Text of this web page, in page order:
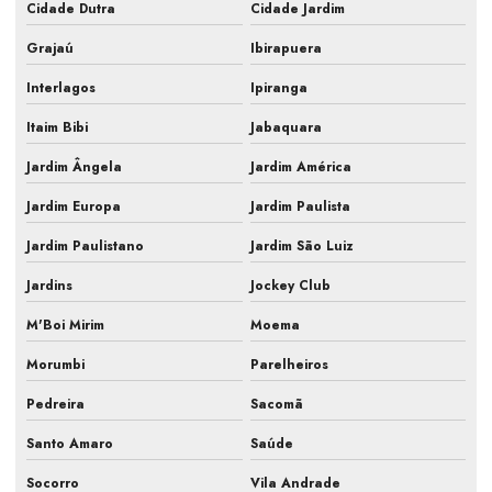
Laudo ar condicionado pmoc
Laudo técnico pmoc
Limpeza e manutenção de ar condicionado
Limpeza e manutenção de ar condicionado split
Manutenção de ar condicionado central
Manutenção de ar condicionado comercial
Manutenção de ar condicionado empresarial
Manutenção de ar condicionado para empresas
Manutenção de ar condicionado industrial
Cidade Dutra
Cidade Jardim
Grajaú
Ibirapuera
Interlagos
Ipiranga
Itaim Bibi
Jabaquara
Jardim Ângela
Jardim América
Jardim Europa
Jardim Paulista
Jardim Paulistano
Jardim São Luiz
Jardins
Jockey Club
M'Boi Mirim
Moema
Morumbi
Parelheiros
Pedreira
Sacomã
Santo Amaro
Saúde
Socorro
Vila Andrade